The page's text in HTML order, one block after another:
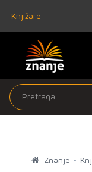
Knjižare
Znanje